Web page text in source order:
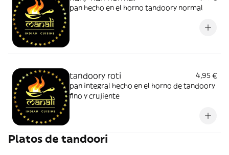
pan hecho en el horno tandoory normal
tandoory roti
4,95 €
pan integral hecho en el horno de tandoory
fino y crujiente
Platos de tandoori